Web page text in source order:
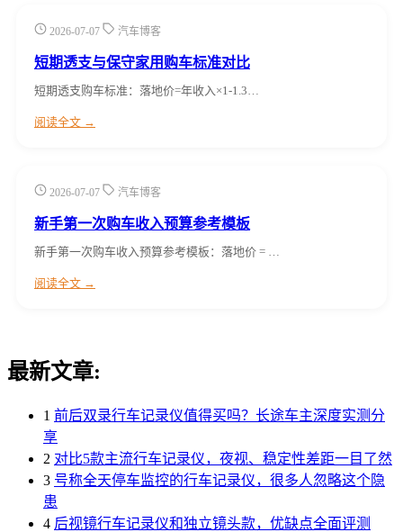
2026-07-07 汽车博客
短期透支与保守家用购车标准对比
短期透支购车标准：落地价=年收入×1-1.3…
阅读全文 →
2026-07-07 汽车博客
新手第一次购车收入预算参考模板
新手第一次购车收入预算参考模板：落地价 = …
阅读全文 →
最新文章:
1 前后双录行车记录仪值得买吗？长途车主深度实测分
享
2 对比5款主流行车记录仪，夜视、稳定性差距一目了然
3 号称全天停车监控的行车记录仪，很多人忽略这个隐
患
4 后视镜行车记录仪和独立镜头款，优缺点全面评测